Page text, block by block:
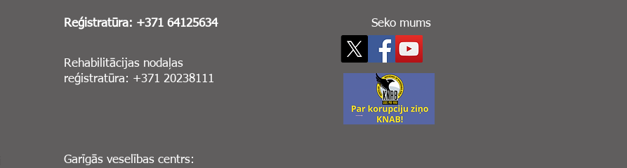
Reģistratūra: +371 64125634
Rehabilitācijas nodaļas
reģistratūra: +371 20238111
Garīgās veselības centrs:
Seko mums